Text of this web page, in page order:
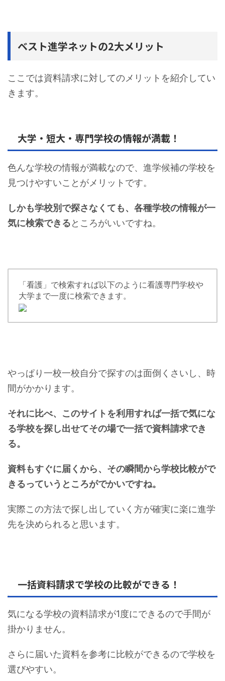
ベスト進学ネットの2大メリット
ここでは資料請求に対してのメリットを紹介してい
きます。
大学・短大・専門学校の情報が満載！
色んな学校の情報が満載なので、進学候補の学校を
見つけやすいことがメリットです。
しかも学校別で探さなくても、各種学校の情報が一
気に検索できるところがいいですね。
「看護」で検索すれば以下のように看護専門学校や
大学まで一度に検索できます。
やっぱり一校一校自分で探すのは面倒くさいし、時
間がかかります。
それに比べ、このサイトを利用すれば一括で気にな
る学校を探し出せてその場で一括で資料請求でき
る。
資料もすぐに届くから、その瞬間から学校比較がで
きるっていうところがでかいですね。
実際この方法で探し出していく方が確実に楽に進学
先を決められると思います。
一括資料請求で学校の比較ができる！
気になる学校の資料請求が1度にできるので手間が
掛かりません。
さらに届いた資料を参考に比較ができるので学校を
選びやすい。